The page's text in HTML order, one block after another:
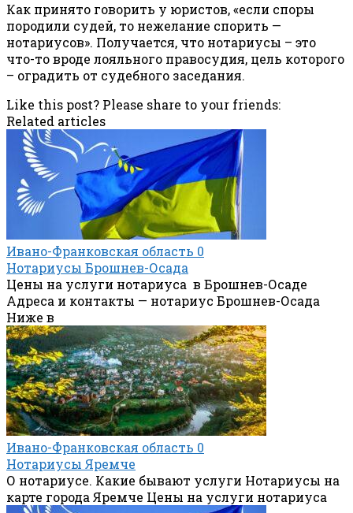
Как принято говорить у юристов, «если споры
породили судей, то нежелание спорить —
нотариусов». Получается, что нотариусы – это
что-то вроде лояльного правосудия, цель которого
– оградить от судебного заседания.
Like this post? Please share to your friends:
Related articles
Ивано-Франковская область 0
Нотариусы Брошнев-Осада
Цены на услуги нотариуса в Брошнев-Осаде
Адреса и контакты — нотариус Брошнев-Осада
Ниже в
Ивано-Франковская область 0
Нотариусы Яремче
О нотариусе. Какие бывают услуги Нотариусы на
карте города Яремче Цены на услуги нотариуса